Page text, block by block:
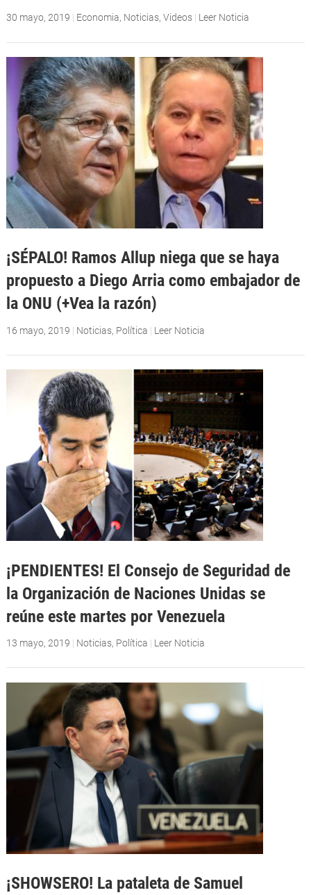
30 mayo, 2019 | Economia, Noticias, Videos | Leer Noticia
¡SÉPALO! Ramos Allup niega que se haya
propuesto a Diego Arria como embajador de
la ONU (+Vea la razón)
16 mayo, 2019 | Noticias, Política | Leer Noticia
¡PENDIENTES! El Consejo de Seguridad de
la Organización de Naciones Unidas se
reúne este martes por Venezuela
13 mayo, 2019 | Noticias, Política | Leer Noticia
¡SHOWSERO! La pataleta de Samuel